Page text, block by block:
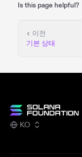
Is this page helpful?
이전
기본 상태
KO